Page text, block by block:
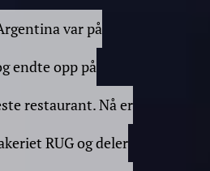
var på
endte opp på
restaurant. Nå er
RUG og deler